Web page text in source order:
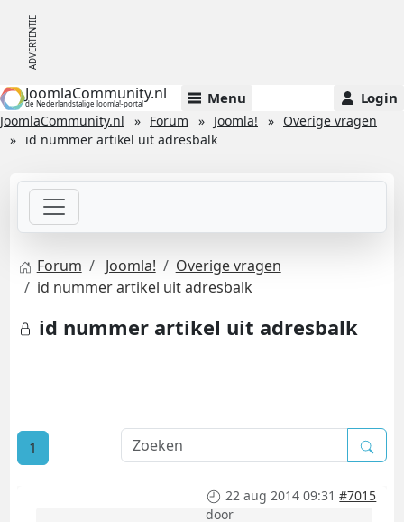
JoomlaCommunity.nl
de Nederlandstalige Joomla!-portal Menu Login
JoomlaCommunity.nl Forum Joomla!
Overige vragen
id nummer artikel uit adresbalk
Forum Joomla!
Overige vragen
id nummer artikel uit adresbalk
id nummer artikel uit adresbalk
1
22 aug 2014 09:31 #7015
door